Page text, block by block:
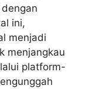
ini,
menjadi
menjangkau
platform-